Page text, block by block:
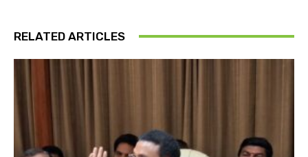
RELATED ARTICLES